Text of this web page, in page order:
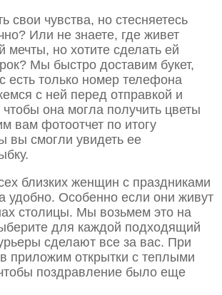
свои чувства, но стесняетесь
Или не знаете, где живет
но хотите сделать ей
Мы быстро доставим букет,
есть только номер телефона
с ней перед отправкой и
она могла получить цветы
вам фотоотчет по итогу
вы смогли увидеть ее
близких женщин с праздниками
удобно. Особенно если они живут
столицы. Мы возьмем это на
для каждой подходящий
сделают все за вас. При
приложим открытки с теплыми
поздравление было еще